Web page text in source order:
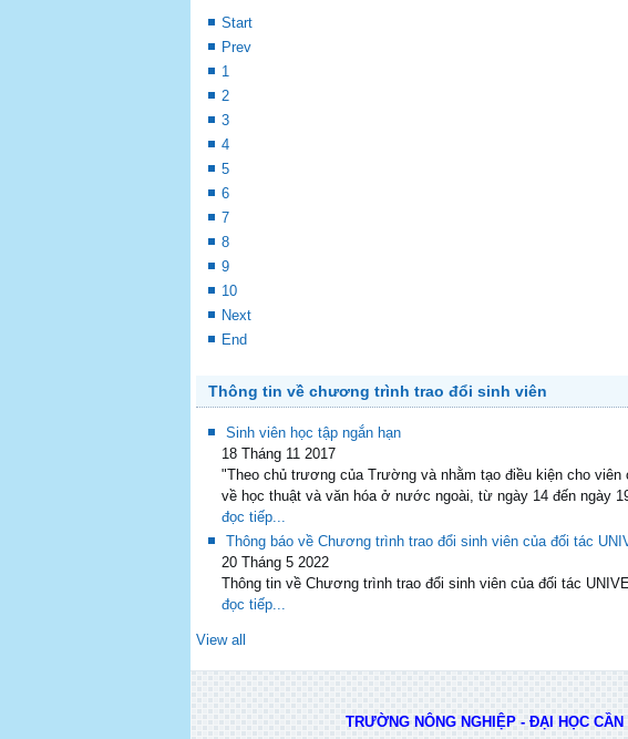
Start
Prev
1
2
3
4
5
6
7
8
9
10
Next
End
Thông tin về chương trình trao đổi sinh viên
Sinh viên học tập ngắn hạn
18 Tháng 11 2017
"Theo chủ trương của Trường và nhằm tạo điều kiện cho
về học thuật và văn hóa ở nước ngoài, từ ngày 14 đến ngày
đọc tiếp...
Thông báo về Chương trình trao đổi sinh viên của đối tác
20 Tháng 5 2022
Thông tin về Chương trình trao đổi sinh viên của đối tác
đọc tiếp...
View all
TRƯỜNG NÔNG NGHIỆP - ĐẠI HỌC CẦN